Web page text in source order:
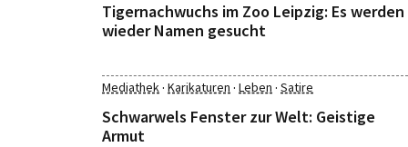
Tigernachwuchs im Zoo Leipzig: Es werden
wieder Namen gesucht
Mediathek· Karikaturen · Leben · Satire
Schwarwels Fenster zur Welt: Geistige
Armut